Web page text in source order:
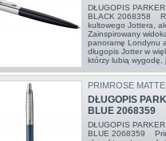
DŁUGOPIS
BLACK 2068358
kultowego Jottera,
Zainspirowany
panoramę Londynu
długopis Jotter w
którzy lubią wygodę,
PRIMROSE
DŁUGOPIS
BLUE 2068359
DŁUGOPIS
BLUE 2068359